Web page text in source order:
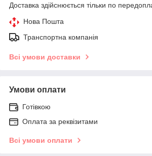
Доставка здійснюється тільки по
Нова Пошта
Транспортна компанія
Всі умови доставки
Умови оплати
Готівкою
Оплата за реквізитами
Всі умови оплати